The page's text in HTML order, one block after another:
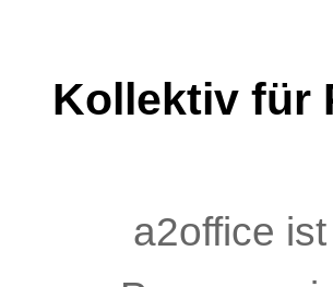
Kollektiv für
a2office